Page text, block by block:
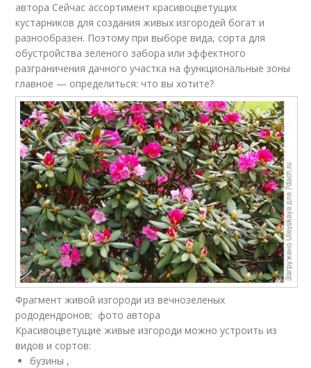
автора Сейчас ассортимент красивоцветущих
кустарников для создания живых изгородей богат и
разнообразен. Поэтому при выборе вида, сорта для
обустройства зеленого забора или эффектного
разграничения дачного участка на функциональные зоны
главное — определиться: что вы хотите?
Фрагмент живой изгороди из вечнозеленых
рододендронов; фото автора
Красивоцветущие живые изгороди можно устроить из
видов и сортов:
бузины ,